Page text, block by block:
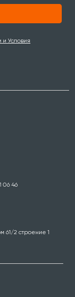
и Условия
61/2 строение 1